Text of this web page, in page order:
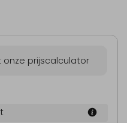
onze prijscalculator